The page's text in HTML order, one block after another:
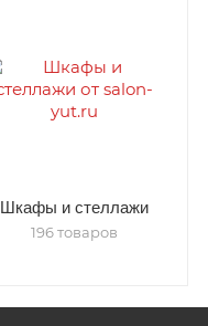
Шкафы и стеллажи
196 товаров